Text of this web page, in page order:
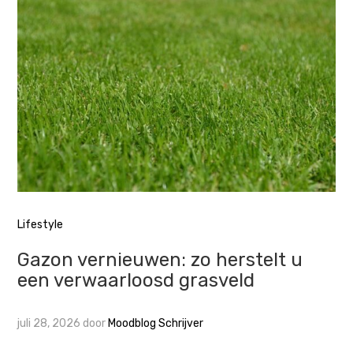
Lifestyle
Gazon vernieuwen: zo herstelt u
een verwaarloosd grasveld
juli 28, 2026 doorMoodblog Schrijver